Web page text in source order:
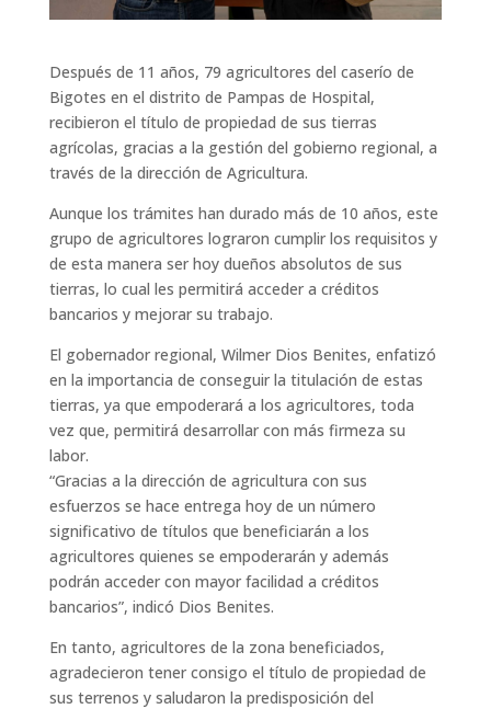
Después de 11 años, 79 agricultores del caserío de
Bigotes en el distrito de Pampas de Hospital,
recibieron el título de propiedad de sus tierras
agrícolas, gracias a la gestión del gobierno regional, a
través de la dirección de Agricultura.
Aunque los trámites han durado más de 10 años, este
grupo de agricultores lograron cumplir los requisitos y
de esta manera ser hoy dueños absolutos de sus
tierras, lo cual les permitirá acceder a créditos
bancarios y mejorar su trabajo.
El gobernador regional, Wilmer Dios Benites, enfatizó
en la importancia de conseguir la titulación de estas
tierras, ya que empoderará a los agricultores, toda
vez que, permitirá desarrollar con más firmeza su
labor.
“Gracias a la dirección de agricultura con sus
esfuerzos se hace entrega hoy de un número
significativo de títulos que beneficiarán a los
agricultores quienes se empoderarán y además
podrán acceder con mayor facilidad a créditos
bancarios”, indicó Dios Benites.
En tanto, agricultores de la zona beneficiados,
agradecieron tener consigo el título de propiedad de
sus terrenos y saludaron la predisposición del